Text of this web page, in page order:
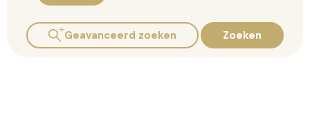
Geavanceerd zoeken Zoeken